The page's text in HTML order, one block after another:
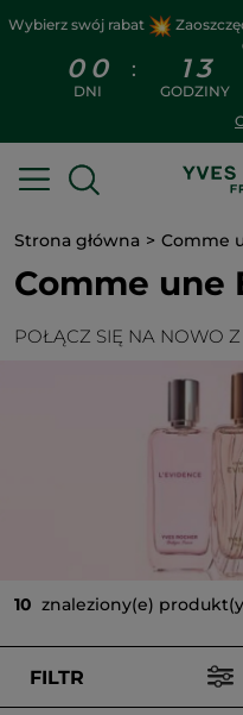
Wybierz swój rabat
0 0
DNI
: 1 3
GODZINY
Strona główna Comme
Comme une
POŁĄCZ SIĘ NA NOWO
10 znaleziony(e)
FILTR